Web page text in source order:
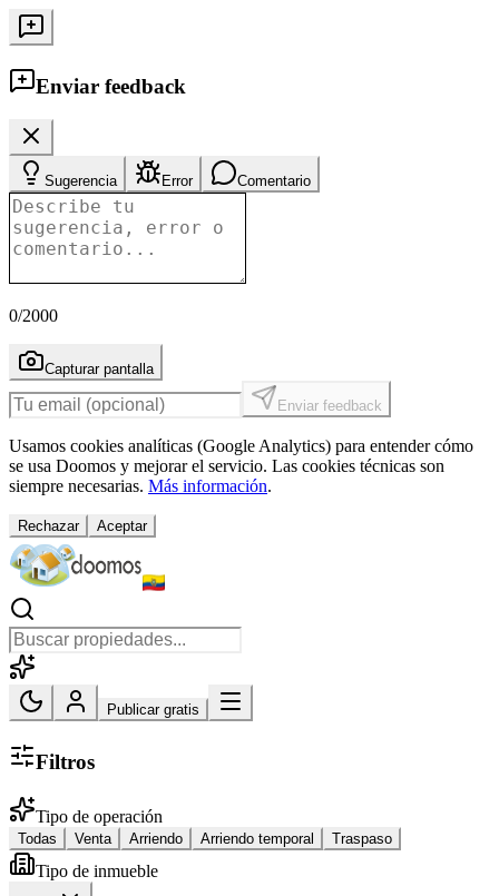
Enviar feedback
Sugerencia Error Comentario
0/2000
Capturar pantalla
Enviar feedback
Usamos cookies analíticas (Google Analytics) para entender cómo
se usa Doomos y mejorar el servicio. Las cookies técnicas son
siempre necesarias. Más información.
Rechazar Aceptar
Publicar gratis
Filtros
Tipo de operación
Todas Venta Arriendo Arriendo temporal Traspaso
Tipo de inmueble